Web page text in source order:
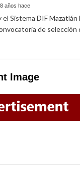
8 años hace
Sistema DIF
de selección
Image